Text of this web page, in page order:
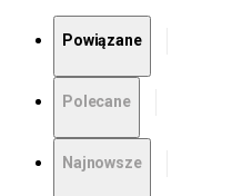
Powiązane
Polecane
Najnowsze